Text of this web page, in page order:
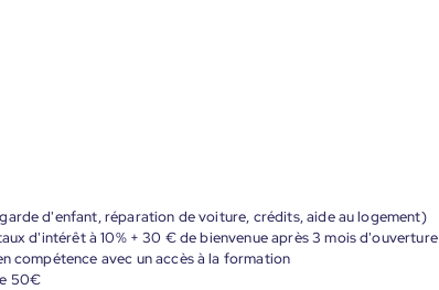
d'enfant, réparation de voiture, crédits, aide au logement)
d'intérêt à 10% + 30 € de bienvenue après 3 mois d'ouverture
compétence avec un accès à la formation
50€